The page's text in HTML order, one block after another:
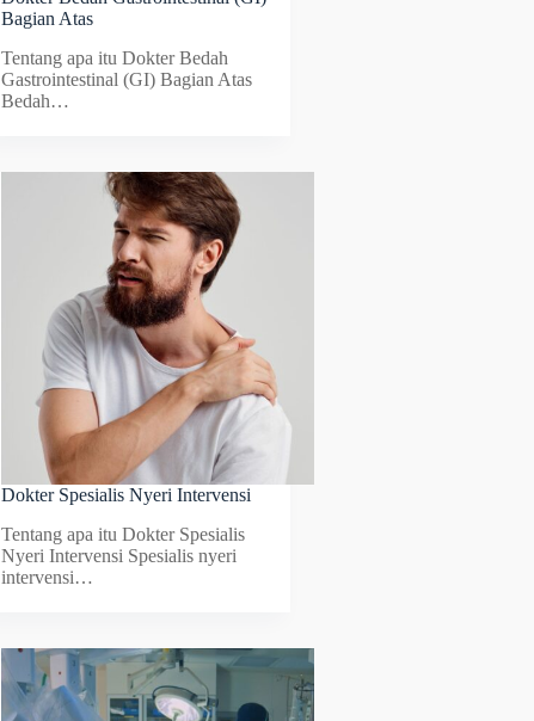
Bagian Atas
Tentang apa itu Dokter Bedah
Gastrointestinal (GI) Bagian Atas
Bedah…
Dokter Spesialis Nyeri Intervensi
Tentang apa itu Dokter Spesialis
Nyeri Intervensi Spesialis nyeri
intervensi…